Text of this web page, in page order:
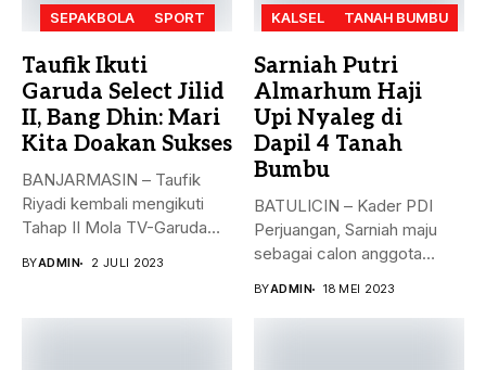
SEPAKBOLA SPORT
Taufik Ikuti
Garuda Select Jilid
II, Bang Dhin: Mari
Kita Doakan Sukses
BANJARMASIN – Taufik
Riyadi kembali mengikuti
Tahap II Mola TV-Garuda
BYADMIN 2 JULI 2023
KALSEL TANAH BUMBU
Sarniah Putri
Almarhum Haji
Upi Nyaleg di
Dapil 4 Tanah
Bumbu
BATULICIN – Kader PDI
Perjuangan, Sarniah maju
sebagai calon anggota
BYADMIN 18 MEI 2023